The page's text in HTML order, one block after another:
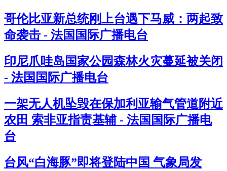
哥伦比亚新总统刚上台遇下马威：两起致
命袭击 - 法国国际广播电台
印尼爪哇岛国家公园森林火灾蔓延被关闭
- 法国国际广播电台
一架无人机坠毁在保加利亚输气管道附近
农田 索非亚指责基辅 - 法国国际广播电
台
台风“白海豚”即将登陆中国 气象局发